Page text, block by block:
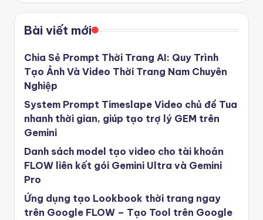
Bài viết mới
Chia Sẻ Prompt Thời Trang AI: Quy Trình
Tạo Ảnh Và Video Thời Trang Nam Chuyên
Nghiệp
System Prompt Timeslape Video chủ đề Tua
nhanh thời gian, giúp tạo trợ lý GEM trên
Gemini
Danh sách model tạo video cho tài khoản
FLOW liên kết gói Gemini Ultra và Gemini
Pro
Ứng dụng tạo Lookbook thời trang ngay
trên Google FLOW – Tạo Tool trên Google